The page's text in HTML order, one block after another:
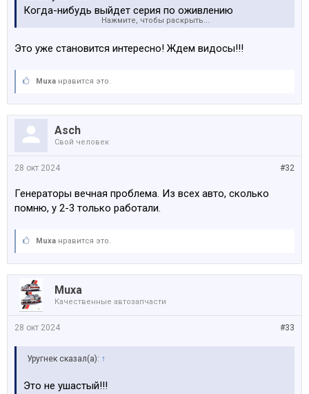
Когда-нибудь выйдет серия по оживлению
Запорожца, скину сюда.Нажмите, чтобы раскрыть...
Это уже становится интересно! Ждем видосы!!!
Muxa нравится это.
Asch
Свой человек
#32
28 окт 2024
Генераторы вечная проблема. Из всех авто, сколько
помню, у 2-3 только работали.
Muxa нравится это.
Muxa
Качественные автозапчасти
#33
28 окт 2024
Уругнек сказал(а): ↑
Это не ушастый!!!